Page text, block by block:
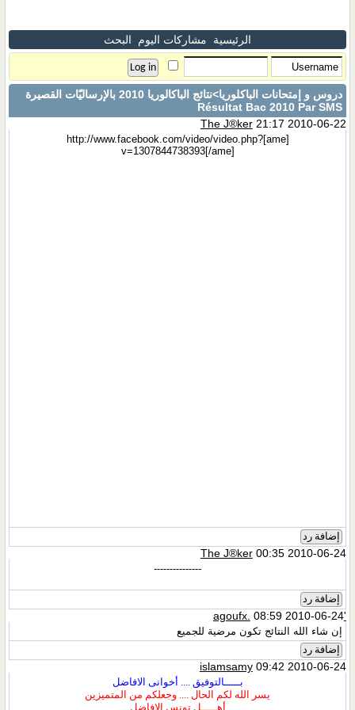
الرئيسية مشاركات اليوم البحث
دروس و إمتحانات الباكلوريا
>نتائج الباكالوريا 2010 بالإرساليّات القصيرة
Résultat Bac 2010 Par SMS
The J®ker21:17 2010-06-22
[ame]http://www.facebook.com/video/video.php?
v=1307844738393[/ame]
إضافة رد
The J®ker00:35 2010-06-24
---------------
إضافة رد
'agoufx.
08:59 2010-06-24
إن شاء الله النتائج تكون مرضية للجميع
إضافة رد
islamsamy09:42 2010-06-24
بـــــالتوفيق .... أخوانى الافاضل
يسر الله لكم الحال .... وجعلكم من المتميزين
أهـــــل تونس الافاضل